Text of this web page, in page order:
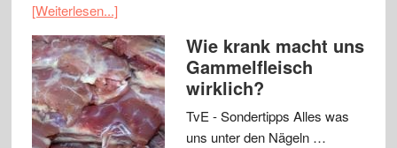
[Weiterlesen...]
Wie krank macht uns
Gammelfleisch
wirklich?
TvE - Sondertipps Alles was
uns unter den Nägeln …